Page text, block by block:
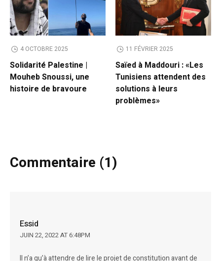
4 OCTOBRE 2025
Solidarité Palestine |
Mouheb Snoussi, une
histoire de bravoure
11 FÉVRIER 2025
Saïed à Maddouri : «Les
Tunisiens attendent des
solutions à leurs
problèmes»
Commentaire (1)
Essid
JUIN 22, 2022 AT 6:48PM
Il n’a qu’à attendre de lire le projet de constitution avant de